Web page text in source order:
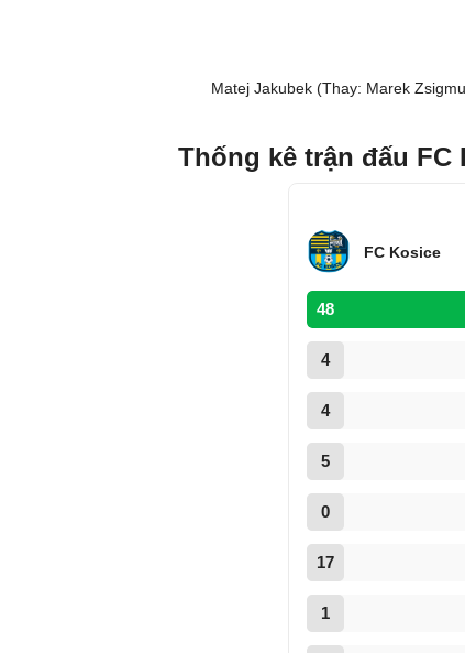
Matej Jakubek (Thay: Marek
Thống kê trận đấu FC
FC Kosice
48
4
4
5
0
17
1